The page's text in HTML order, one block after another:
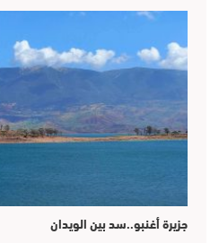
جزيرة أغنبو..سد بين الويدان